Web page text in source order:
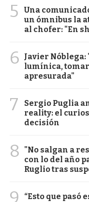
5
Una
un ómnibus la
al chofer: "En
6
Javier Nóblega:
lumínica,
apresurada"
7
Sergio Puglia
reality: el
decisión
8
"No salgan a
con lo del año
Ruglio tras
9
“Esto que pasó